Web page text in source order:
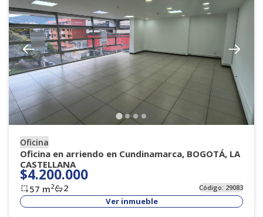
Oficina
Oficina en arriendo en Cundinamarca, BOGOTÁ, LA
CASTELLANA
$4.200.000
57 m2 2 Código: 29083
Ver inmueble